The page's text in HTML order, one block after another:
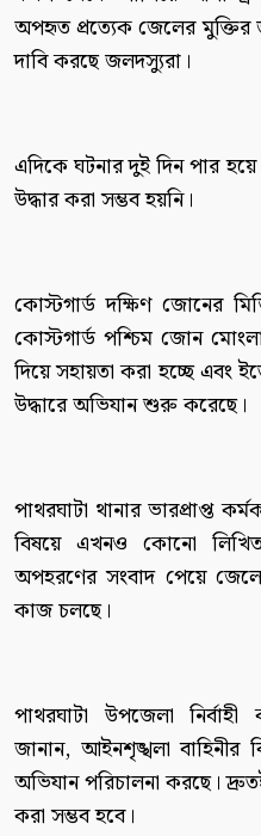
অপহৃত প্রত্যেক জেলের মুক্তির
দাবি করছে জলদস্যুরা।
এদিকে ঘটনার দুই দিন পার
উদ্ধার করা সম্ভব হয়নি।
কোস্টগার্ড দক্ষিণ জোনের
কোস্টগার্ড পশ্চিম জোন
দিয়ে সহায়তা করা হচ্ছে এবং
উদ্ধারে অভিযান শুরু করেছে।
পাথরঘাটা থানার ভারপ্রাপ্ত
বিষয়ে এখনও কোনো
অপহরণের সংবাদ পেয়ে
কাজ চলছে।
পাথরঘাটা উপজেলা
জানান, আইনশৃঙ্খলা বাহিনীর
অভিযান পরিচালনা করছে।
করা সম্ভব হবে।